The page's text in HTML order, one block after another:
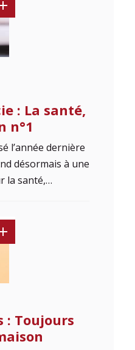
: La santé,
n°1
l’année dernière
désormais à une
la santé,…
: Toujours